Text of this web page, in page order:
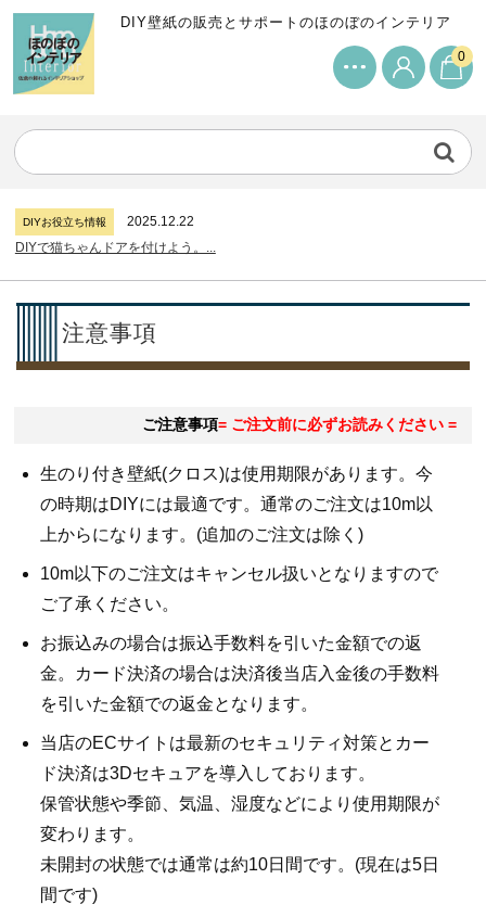
DIY壁紙の販売とサポートのほのぼのインテリア
0
サンゲツリザーブの壁紙について...
DIYお役立ち情報
2026.7.31
DIYお役立ち情報
2025.12.22
DIYで猫ちゃんドアを付けよう。...
DIYお役立ち情報
2026.7.31
糊付け壁紙のポイントについて...
2025.12.22
2024.7.11
注意事項
ご注意事項= ご注文前に必ずお読みください =
生のり付き壁紙(クロス)は使用期限があります。今
の時期はDIYには最適です。通常のご注文は10m以
上からになります。(追加のご注文は除く)
10m以下のご注文はキャンセル扱いとなりますので
ご了承ください。
お振込みの場合は振込手数料を引いた金額での返
金。カード決済の場合は決済後当店入金後の手数料
を引いた金額での返金となります。
当店のECサイトは最新のセキュリティ対策とカー
ド決済は3Dセキュアを導入しております。
保管状態や季節、気温、湿度などにより使用期限が
変わります。
未開封の状態では通常は約10日間です。(現在は5日
間です)